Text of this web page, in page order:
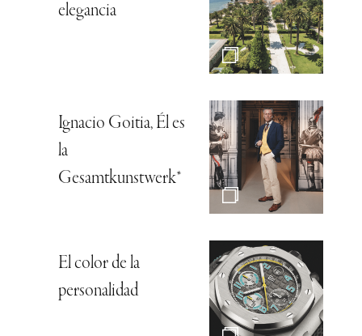
elegancia
Ignacio Goitia, Él es
la
Gesamtkunstwerk*
El color de la
personalidad